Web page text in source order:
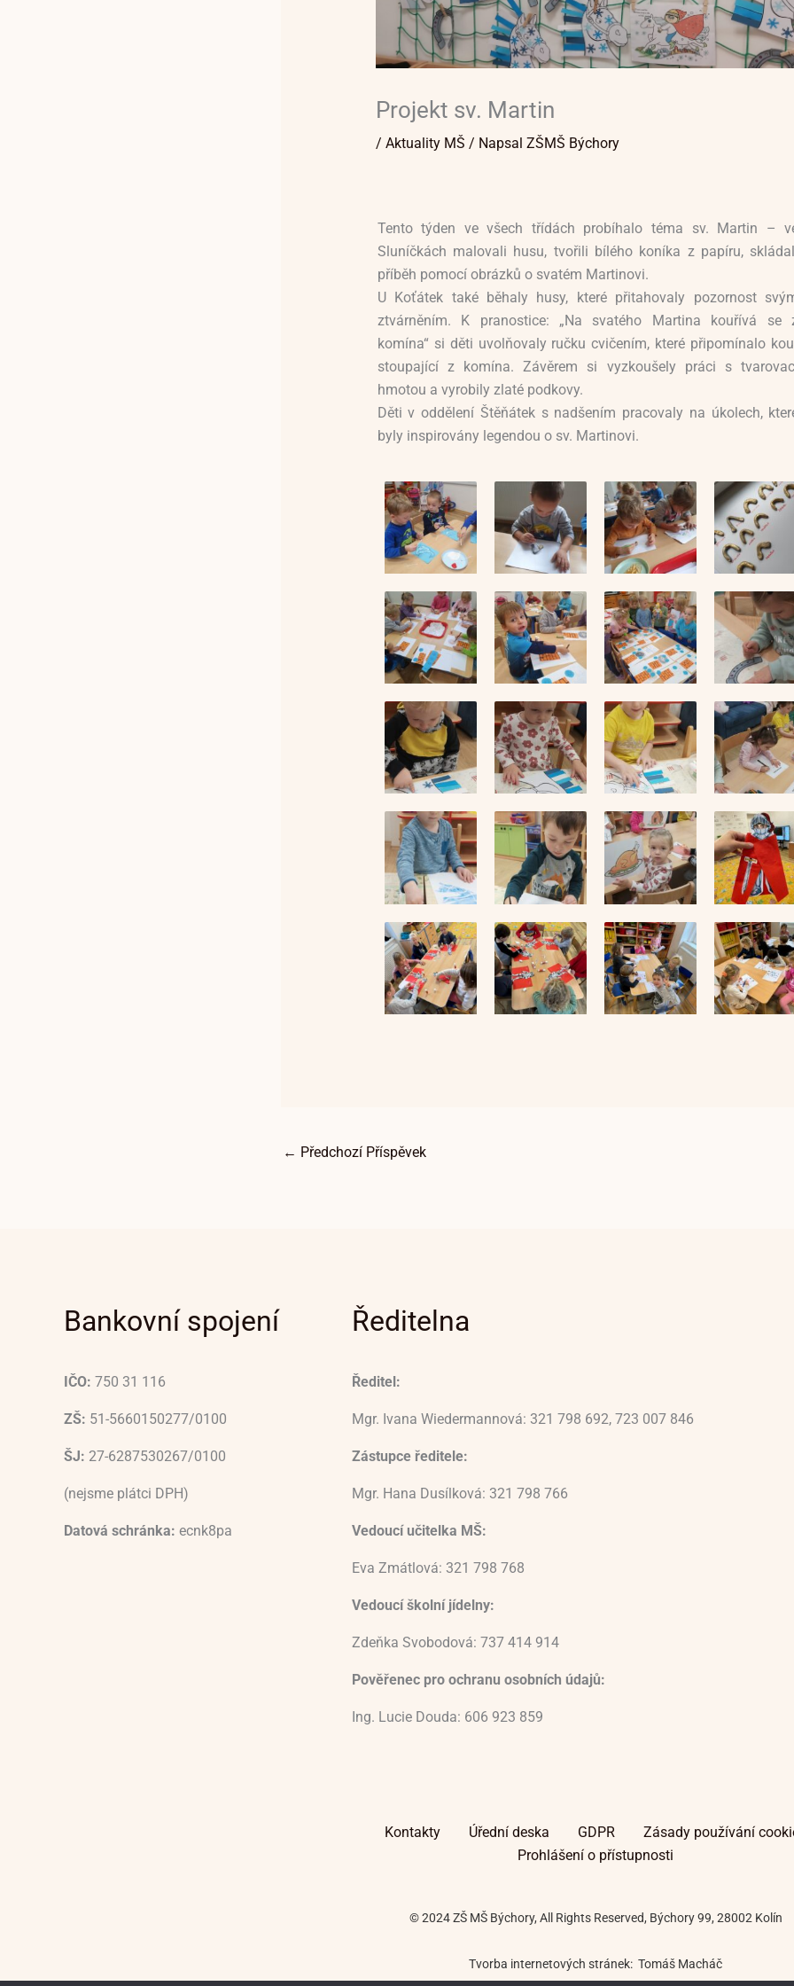
Projekt sv. Martin
/ Aktuality MŠ / Napsal ZŠMŠ Býchory
Tento týden ve všech třídách probíhalo téma sv. Martin –
Sluníčkách malovali husu, tvořili bílého koníka z papíru,
příběh pomocí obrázků o svatém Martinovi.
U Koťátek také běhaly husy, které přitahovaly pozornost
ztvárněním. K pranostice: „Na svatého Martina kouřívá se
komína“ si děti uvolňovaly ručku cvičením, které připomínalo
stoupající z komína. Závěrem si vyzkoušely práci s
hmotou a vyrobily zlaté podkovy.
Děti v oddělení Štěňátek s nadšením pracovaly na úkolech,
byly inspirovány legendou o sv. Martinovi.
← Předchozí Příspěvek
Bankovní spojení
IČO: 750 31 116
ZŠ: 51-5660150277/0100
ŠJ: 27-6287530267/0100
(nejsme plátci DPH)
Datová schránka: ecnk8pa
Ředitelna
Ředitel:
Mgr. Ivana Wiedermannová: 321 798 692, 723 007 846
Zástupce ředitele:
Mgr. Hana Dusílková: 321 798 766
Vedoucí učitelka MŠ:
Eva Zmátlová: 321 798 768
Vedoucí školní jídelny:
Zdeňka Svobodová: 737 414 914
Pověřenec pro ochranu osobních údajů:
Ing. Lucie Douda: 606 923 859
Kontakty Úřední deska GDPR
Zásady používání
Prohlášení o přístupnosti
© 2024 ZŠ MŠ Býchory, All Rights Reserved, Býchory 99, 28002 Kolín
Tvorba internetových stránek: Tomáš Macháč